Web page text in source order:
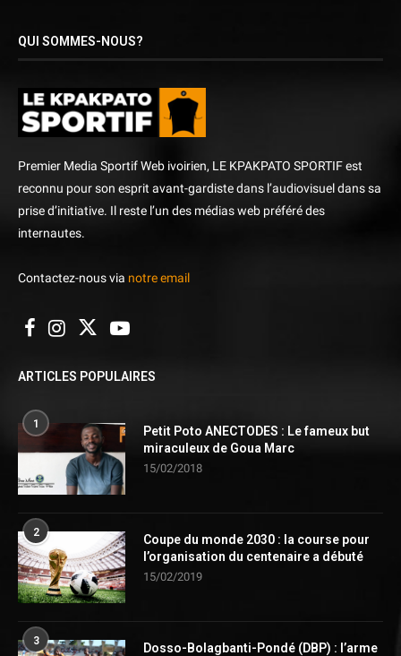
QUI SOMMES-NOUS?
Premier Media Sportif Web ivoirien, LE KPAKPATO SPORTIF est
reconnu pour son esprit avant-gardiste dans l’audiovisuel dans sa
prise d’initiative. Il reste l’un des médias web préféré des
internautes.
Contactez-nous via notre email
ARTICLES POPULAIRES
1
Petit Poto ANECTODES : Le fameux but
miraculeux de Goua Marc
15/02/2018
2
Coupe du monde 2030 : la course pour
l’organisation du centenaire a débuté
15/02/2019
3
Dosso-Bolagbanti-Pondé (DBP) : l’arme